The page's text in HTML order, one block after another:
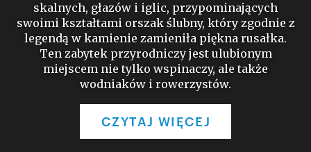
skalnych, głazów i iglic, przypominających
swoimi kształtami orszak ślubny, który zgodnie z
legendą w kamienie zamieniła piękna rusałka.
Ten zabytek przyrodniczy jest ulubionym
miejscem nie tylko wspinaczy, ale także
wodniaków i rowerzystów.
CZYTAJ WIĘCEJ